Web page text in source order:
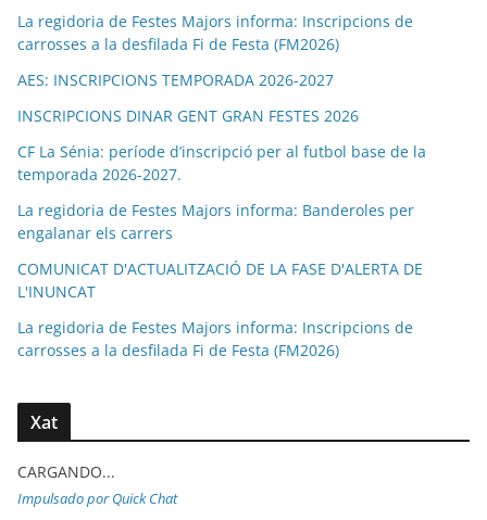
La regidoria de Festes Majors informa: Inscripcions de
carrosses a la desfilada Fi de Festa (FM2026)
AES: INSCRIPCIONS TEMPORADA 2026-2027
INSCRIPCIONS DINAR GENT GRAN FESTES 2026
CF La Sénia: període d’inscripció per al futbol base de la
temporada 2026-2027.
La regidoria de Festes Majors informa: Banderoles per
engalanar els carrers
COMUNICAT D'ACTUALITZACIÓ DE LA FASE D'ALERTA DE
L'INUNCAT
La regidoria de Festes Majors informa: Inscripcions de
carrosses a la desfilada Fi de Festa (FM2026)
Xat
CARGANDO...
Impulsado por Quick Chat